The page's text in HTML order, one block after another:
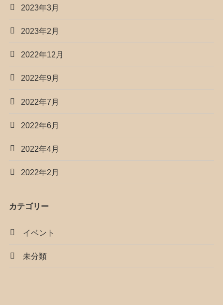
2023年3月
2023年2月
2022年12月
2022年9月
2022年7月
2022年6月
2022年4月
2022年2月
カテゴリー
イベント
未分類